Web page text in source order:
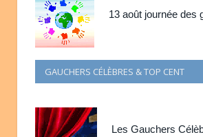
13 août journée des
GAUCHERS CÉLÈBRES & TOP CENT
Les Gauchers